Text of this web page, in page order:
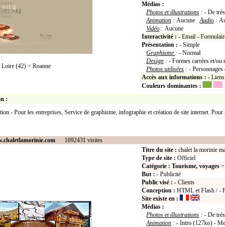
:
(42) > Roanne
Médias :
Photos et illustrations : - De
Animation : AucuneAudio :
Vidéo : Aucune
Interactivité : - Email -
Présentation : - Simple
Graphisme : - Normal
Design : - Formes carrées et/ou
Photos utilisées : -
Accès aux informations : -
Couleurs dominantes :
:
- Pour les entreprises, Service de graphisme, infographie et création de site internet.
1692431 visites
Titre du site : chalet la morinie
Type de site : Officiel
Catégorie : Tourisme, voyages >
But : - Publicité
Public visé : - Clients
Conception : HTML et Flash / -
Site existe en :
Médias :
Photos et illustrations : - De
Animation : - Intro (127ko) -